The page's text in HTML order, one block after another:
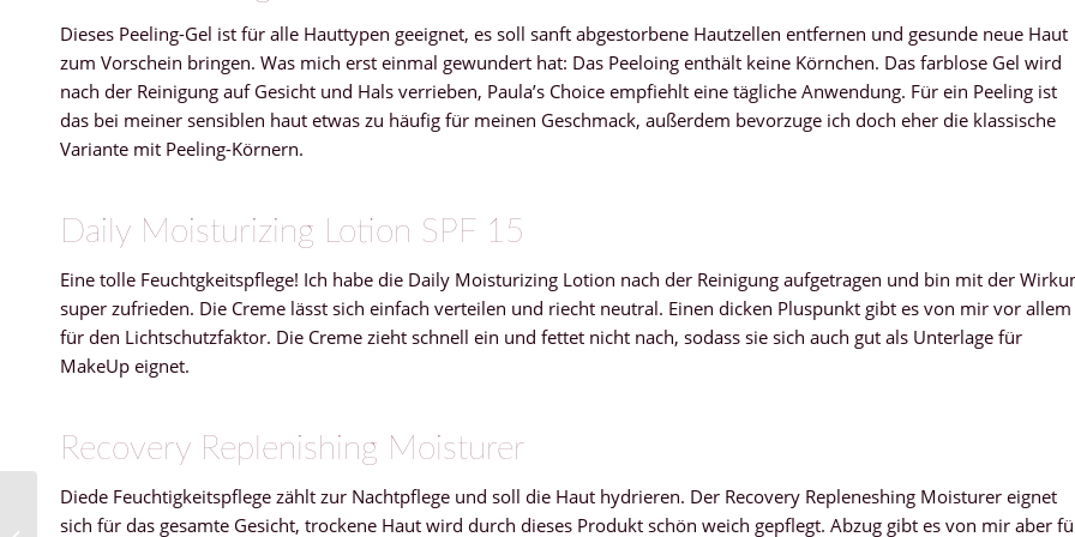
Dieses Peeling-Gel ist für alle Hauttypen geeignet, es soll sanft abgestorbene Hautzellen entfernen und gesunde neue Haut
zum Vorschein bringen. Was mich erst einmal gewundert hat: Das Peeloing enthält keine Körnchen. Das farblose Gel wird
nach der Reinigung auf Gesicht und Hals verrieben, Paula’s Choice empfiehlt eine tägliche Anwendung. Für ein Peeling ist
das bei meiner sensiblen haut etwas zu häufig für meinen Geschmack, außerdem bevorzuge ich doch eher die klassische
Variante mit Peeling-Körnern.
Daily Moisturizing Lotion SPF 15
Eine tolle Feuchtgkeitspflege! Ich habe die Daily Moisturizing Lotion nach der Reinigung aufgetragen und bin mit der
super zufrieden. Die Creme lässt sich einfach verteilen und riecht neutral. Einen dicken Pluspunkt gibt es von mir vor allem
für den Lichtschutzfaktor. Die Creme zieht schnell ein und fettet nicht nach, sodass sie sich auch gut als Unterlage für
MakeUp eignet.
Recovery Replenishing Moisturer
Diede Feuchtigkeitspflege zählt zur Nachtpflege und soll die Haut hydrieren. Der Recovery Repleneshing Moisturer eignet
sich für das gesamte Gesicht, trockene Haut wird durch dieses Produkt schön weich gepflegt. Abzug gibt es von mir aber
Meine Pinsel-